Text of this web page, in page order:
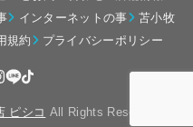
インターネットの事
苫小牧
規約 プライバシーポリシー
ピシコ All Rights Reserved.